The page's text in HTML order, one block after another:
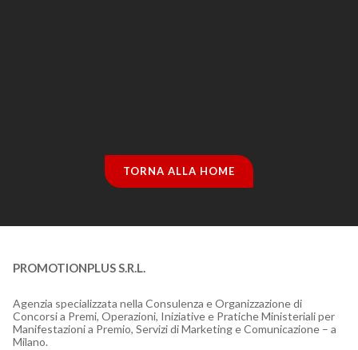
TORNA ALLA HOME
PROMOTIONPLUS S.R.L.
Agenzia specializzata nella Consulenza e Organizzazione di
Concorsi a Premi, Operazioni, Iniziative e Pratiche Ministeriali per
Manifestazioni a Premio, Servizi di Marketing e Comunicazione – a
Milano.